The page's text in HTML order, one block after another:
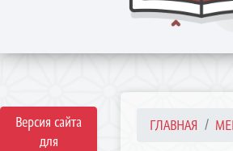
Версия сайта
для
ГЛАВНАЯ